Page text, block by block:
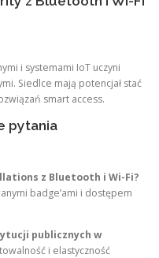
i systemami IoT uczyni
Siedlce mają potencjał stać
smart access.
pytania
z Bluetooth i Wi-Fi?
badge’ami i dostępem
publicznych w
i elastyczność